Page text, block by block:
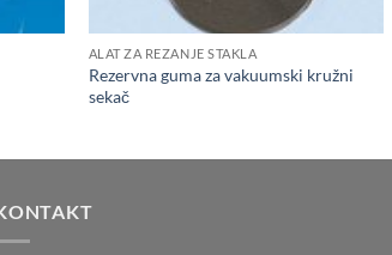
ALAT ZA REZANJE STAKLA
Rezervna guma za vakuumski kružni
sekač